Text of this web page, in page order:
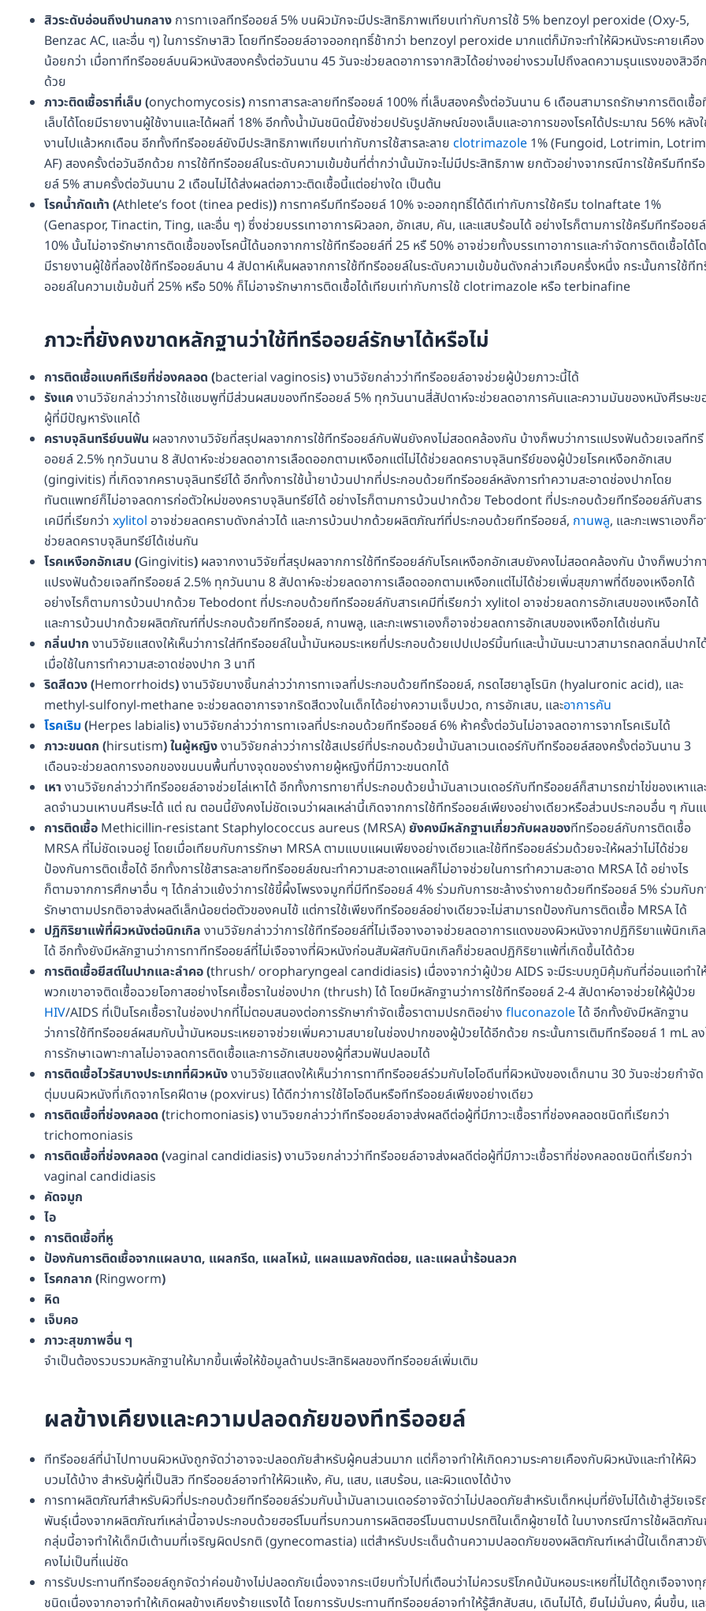
สิวระดับอ่อนถึงปานกลาง การทาเจลทีทรีออยล์ 5% บนผิวมักจะมีประสิทธิภาพเทียบเท่ากับการใช้ 5% benzoyl peroxide (Oxy-5,
Benzac AC, และอื่น ๆ) ในการรักษาสิว โดยทีทรีออยล์อาจออกฤทธิ์ช้ากว่า benzoyl peroxide มากแต่ก็มักจะทำให้ผิวหนังระคายเคือง
น้อยกว่า เมื่อทาทีทรีออยล์บนผิวหนังสองครั้งต่อวันนาน 45 วันจะช่วยลดอาการจากสิวได้อย่างอย่างรวมไปถึงลดความรุนแรงของสิวอีก
ด้วย
ภาวะติดเชื้อราที่เล็บ (onychomycosis) การทาสารละลายทีทรีออยล์ 100% ที่เล็บสองครั้งต่อวันนาน 6 เดือนสามารถรักษาการติดเชื้อ
เล็บได้โดยมีรายงานผู้ใช้งานและได้ผลที่ 18% อีกทั้งน้ำมันชนิดนี้ยังช่วยปรับรูปลักษณ์ของเล็บและอาการของโรคได้ประมาณ 56% หลัง
งานไปแล้วหกเดือน อีกทั้งทีทรีออยล์ยังมีประสิทธิภาพเทียบเท่ากับการใช้สารละลาย clotrimazole 1% (Fungoid, Lotrimin,
AF) สองครั้งต่อวันอีกด้วย การใช้ทีทรีออยล์ในระดับความเข้มข้นที่ต่ำกว่านั้นมักจะไม่มีประสิทธิภาพ ยกตัวอย่างจากรณีการใช้ครีมทีทรี
ยล์ 5% สามครั้งต่อวันนาน 2 เดือนไม่ได้ส่งผลต่อภาวะติดเชื้อนี้แต่อย่างใด เป็นต้น
โรคน้ำกัดเท้า (Athlete’s foot (tinea pedis)) การทาครีมทีทรีออยล์ 10% จะออกฤทธิ์ได้ดีเท่ากับการใช้ครีม tolnaftate 1%
(Genaspor, Tinactin, Ting, และอื่น ๆ) ซึ่งช่วยบรรเทาอาการผิวลอก, อักเสบ, คัน, และแสบร้อนได้ อย่างไรก็ตามการใช้ครีมทีทรีออยล์
10% นั้นไม่อาจรักษาการติดเชื้อของโรคนี้ได้นอกจากการใช้ทีทรีออยล์ที่ 25 หรื 50% อาจช่วยทั้งบรรเทาอาการและกำจัดการติดเชื้อได้โ
มีรายงานผู้ใช้ที่ลองใช้ทีทรีออยล์นาน 4 สัปดาห์เห็นผลจากการใช้ทีทรีออยล์ในระดับความเข้มข้นดังกล่าวเกือบครึ่งหนึ่ง กระนั้นการใช้ที
ออยล์ในความเข้มข้นที่ 25% หรือ 50% ก็ไม่อาจรักษาการติดเชื้อได้เทียบเท่ากับการใช้ clotrimazole หรือ terbinafine
ภาวะที่ยังคงขาดหลักฐานว่าใช้ทีทรีออยล์รักษาได้หรือไม่
การติดเชื้อแบคทีเรียที่ช่องคลอด (bacterial vaginosis)งานวิจัยกล่าวว่าทีทรีออยล์อาจช่วยผู้ป่วยภาวะนี้ได้
รังแคงานวิจัยกล่าวว่าการใช้แชมพูที่มีส่วนผสมของทีทรีออยล์ 5% ทุกวันนานสี่สัปดาห์จะช่วยลดอาการคันและความมันของหนังศีรษะข
ผู้ที่มีปัญหารังแคได้
คราบจุลินทรีย์บนฟัน ผลจากงานวิจัยที่สรุปผลจากการใช้ทีทรีออยล์กับฟันยังคงไม่สอดคล้องกัน บ้างก็พบว่าการแปรงฟันด้วยเจลทีทรี
ออยล์ 2.5% ทุกวันนาน 8 สัปดาห์จะช่วยลดอาการเลือดออกตามเหงือกแต่ไม่ได้ช่วยลดคราบจุลินทรีย์ของผู้ป่วยโรคเหงือกอักเสบ
(gingivitis) ที่เกิดจากคราบจุลินทรีย์ได้ อีกทั้งการใช้น้ำยาบ้วนปากที่ประกอบด้วยทีทรีออยล์หลังการทำความสะอาดช่องปากโดย
ทันตแพทย์ก็ไม่อาจลดการก่อตัวใหม่ของคราบจุลินทรีย์ได้ อย่างไรก็ตามการบ้วนปากด้วย Tebodont ที่ประกอบด้วยทีทรีออยล์กับสาร
เคมีที่เรียกว่า xylitol อาจช่วยลดคราบดังกล่าวได้ และการบ้วนปากด้วยผลิตภัณฑ์ที่ประกอบด้วยทีทรีออยล์, กานพลู, และกะเพราเองก็
ช่วยลดคราบจุลินทรีย์ได้เช่นกัน
โรคเหงือกอักเสบ (Gingivitis) ผลจากงานวิจัยที่สรุปผลจากการใช้ทีทรีออยล์กับโรคเหงือกอักเสบยังคงไม่สอดคล้องกัน บ้างก็พบว่าก
แปรงฟันด้วยเจลทีทรีออยล์ 2.5% ทุกวันนาน 8 สัปดาห์จะช่วยลดอาการเลือดออกตามเหงือกแต่ไม่ได้ช่วยเพิ่มสุขภาพที่ดีของเหงือกได้
อย่างไรก็ตามการบ้วนปากด้วย Tebodont ที่ประกอบด้วยทีทรีออยล์กับสารเคมีที่เรียกว่า xylitol อาจช่วยลดการอักเสบของเหงือกได้
และการบ้วนปากด้วยผลิตภัณฑ์ที่ประกอบด้วยทีทรีออยล์, กานพลู, และกะเพราเองก็อาจช่วยลดการอักเสบของเหงือกได้เช่นกัน
กลิ่นปาก งานวิจัยแสดงให้เห็นว่าการใส่ทีทรีออยล์ในน้ำมันหอมระเหยที่ประกอบด้วยเปปเปอร์มิ้นท์และน้ำมันมะนาวสามารถลดกลิ่นปากไ
เมื่อใช้ในการทำความสะอาดช่องปาก 3 นาที
ริดสีดวง(Hemorrhoids)งานวิจัยบางชิ้นกล่าวว่าการทาเจลที่ประกอบด้วยทีทรีออยล์, กรดไฮยาลูโรนิก (hyaluronic acid), และ
methyl-sulfonyl-methane จะช่วยลดอาการจากริดสีดวงในเด็กได้อย่างความเจ็บปวด, การอักเสบ, และอาการคัน
โรคเริม(Herpes labialis)งานวิจัยกล่าวว่าการทาเจลที่ประกอบด้วยทีทรีออยล์ 6% ห้าครั้งต่อวันไม่อาจลดอาการจากโรคเริมได้
ภาวะขนดก (hirsutism)ในผู้หญิงงานวิจัยกล่าวว่าการใช้สเปรย์ที่ประกอบด้วยน้ำมันลาเวนเดอร์กับทีทรีออยล์สองครั้งต่อวันนาน 3
เดือนจะช่วยลดการงอกของขนบนพื้นที่บางจุดของร่างกายผู้หญิงที่มีภาวะขนดกได้
เหา งานวิจัยกล่าวว่าทีทรีออยล์อาจช่วยไล่เหาได้ อีกทั้งการทายาที่ประกอบด้วยน้ำมันลาเวนเดอร์กับทีทรีออยล์ก็สามารถฆ่าไข่ของเหาแล
ลดจำนวนเหาบนศีรษะได้ แต่ ณ ตอนนี้ยังคงไม่ชัดเจนว่าผลเหล่านี้เกิดจากการใช้ทีทรีออยล์เพียงอย่างเดียวหรือส่วนประกอบอื่น ๆ กัน
การติดเชื้อ Methicillin-resistant Staphylococcus aureus (MRSA) ยังคงมีหลักฐานเกี่ยวกับผลของทีทรีออยล์กับการติดเชื้อ
MRSA ที่ไม่ชัดเจนอยู่ โดยเมื่อเทียบกับการรักษา MRSA ตามแบบแผนเพียงอย่างเดียวและใช้ทีทรีออยล์ร่วมด้วยจะให้ผลว่าไม่ได้ช่วย
ป้องกันการติดเชื้อได้ อีกทั้งการใช้สารละลายทีทรีออยล์ขณะทำความสะอาดแผลก็ไม่อาจช่วยในการทำความสะอาด MRSA ได้ อย่างไร
ก็ตามจากการศึกษาอื่น ๆ ได้กล่าวแย้งว่าการใช้ขี้ผึ้งโพรงจมูกที่มีทีทรีออยล์ 4% ร่วมกับการชะล้างร่างกายด้วยทีทรีออยล์ 5% ร่วมกับก
รักษาตามปรกติอาจส่งผลดีเล็กน้อยต่อตัวของคนไข้ แต่การใช้เพียงทีทรีออยล์อย่างเดียวจะไม่สามารถป้องกันการติดเชื้อ MRSA ได้
ปฏิกิริยาแพ้ที่ผิวหนังต่อนิกเกิล งานวิจัยกล่าวว่าการใช้ทีทรีออยล์ที่ไม่เจือจางอาจช่วยลดอาการแดงของผิวหนังจากปฏิกิริยาแพ้นิกเกิล
ได้ อีกทั้งยังมีหลักฐานว่าการทาทีทรีออยล์ที่ไม่เจือจางที่ผิวหนังก่อนสัมผัสกับนิกเกิลก็ช่วยลดปฏิกิริยาแพ้ที่เกิดขึ้นได้ด้วย
การติดเชื้อยีสต์ในปากและลำคอ(thrush/ oropharyngeal candidiasis) เนื่องจากว่าผู้ป่วย AIDS จะมีระบบภูมิคุ้มกันที่อ่อนแอทำใ
พวกเขาอาจติดเชื้อฉวยโอกาสอย่างโรคเชื้อราในช่องปาก (thrush) ได้ โดยมีหลักฐานว่าการใช้ทีทรีออยล์ 2-4 สัปดาห์อาจช่วยให้ผู้ป่วย
HIV/AIDS ที่เป็นโรคเชื้อราในช่องปากที่ไม่ตอบสนองต่อการรักษากำจัดเชื้อราตามปรกติอย่าง fluconazoleได้ อีกทั้งยังมีหลักฐาน
ว่าการใช้ทีทรีออยล์ผสมกับน้ำมันหอมระเหยอาจช่วยเพิ่มความสบายในช่องปากของผู้ป่วยได้อีกด้วย กระนั้นการเติมทีทรีออยล์ 1 mL ลง
การรักษาเฉพาะกาลไม่อาจลดการติดเชื้อและการอักเสบของผู้ที่สวมฟันปลอมได้
การติดเชื้อไวรัสบางประเภทที่ผิวหนังงานวิจัยแสดงให้เห็นว่าการทาทีทรีออยล์ร่วมกับไอโอดีนที่ผิวหนังของเด็กนาน 30 วันจะช่วยกำจัด
ตุ่มบนผิวหนังที่เกิดจากโรคฝีดาษ (poxvirus) ได้ดีกว่าการใช้ไอโอดีนหรือทีทรีออยล์เพียงอย่างเดียว
การติดเชื้อที่ช่องคลอด (trichomoniasis)งานวิจยกล่าวว่าทีทรีออยล์อาจส่งผลดีต่อผู้ที่มีภาวะเชื้อราที่ช่องคลอดชนิดที่เรียกว่า
trichomoniasis
การติดเชื้อที่ช่องคลอด (vaginal candidiasis)งานวิจยกล่าวว่าทีทรีออยล์อาจส่งผลดีต่อผู้ที่มีภาวะเชื้อราที่ช่องคลอดชนิดที่เรียกว่า
vaginal candidiasis
คัดจมูก
ไอ
การติดเชื้อที่หู
ป้องกันการติดเชื้อจากแผลบาด, แผลกรีด, แผลไหม้, แผลแมลงกัดต่อย, และแผลน้ำร้อนลวก
โรคกลาก (Ringworm)
หิด
เจ็บคอ
ภาวะสุขภาพอื่น ๆ
จำเป็นต้องรวบรวมหลักฐานให้มากขึ้นเพื่อให้ข้อมูลด้านประสิทธิผลของทีทรีออยล์เพิ่มเติม
ผลข้างเคียงและความปลอดภัยของทีทรีออยล์
ทีทรีออยล์ที่นำไปทาบนผิวหนังถูกจัดว่าอาจจะปลอดภัยสำหรับผู้คนส่วนมาก แต่ก็อาจทำให้เกิดความระคายเคืองกับผิวหนังและทำให้ผิว
บวมได้บ้าง สำหรับผู้ที่เป็นสิว ทีทรีออยล์อาจทำให้ผิวแห้ง, คัน, แสบ, แสบร้อน, และผิวแดงได้บ้าง
การทาผลิตภัณฑ์สำหรับผิวที่ประกอบด้วยทีทรีออยล์ร่วมกับน้ำมันลาเวนเดอร์อาจจัดว่าไม่ปลอดภัยสำหรับเด็กหนุ่มที่ยังไม่ได้เข้าสู่วัยเจ
พันธุ์เนื่องจากผลิตภัณฑ์เหล่านี้อาจประกอบด้วยฮอร์โมนที่รบกวนการผลิตฮอร์โมนตามปรกติในเด็กผู้ชายได้ ในบางกรณีการใช้ผลิตภั
กลุ่มนี้อาจทำให้เด็กมีเต้านมที่เจริญผิดปรกติ (gynecomastia) แต่สำหรับประเด็นด้านความปลอดภัยของผลิตภัณฑ์เหล่านี้ในเด็กสาวยั
คงไม่เป็นที่แน่ชัด
การรับประทานทีทรีออยล์ถูกจัดว่าค่อนข้างไม่ปลอดภัยเนื่องจากระเบียบทั่วไปที่เตือนว่าไม่ควรบริโภคน้มันหอมระเหยที่ไม่ได้ถูกเจือจางทุ
ชนิดเนื่องจากอาจทำให้เกิดผลข้างเคียงร้ายแรงได้ โดยการรับประทานทีทรีออยล์อาจทำให้รู้สึกสับสน, เดินไม่ได้, ยืนไม่มั่นคง, ผื่นขึ้น, แล